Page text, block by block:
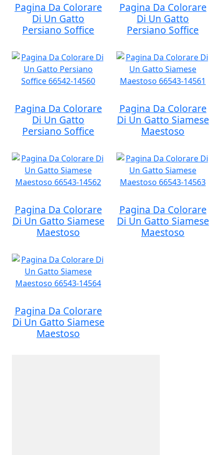
Pagina Da Colorare
Di Un Gatto
Persiano Soffice
Pagina Da Colorare
Di Un Gatto
Persiano Soffice
Pagina Da Colorare
Di Un Gatto
Persiano Soffice
Pagina Da Colorare
Di Un Gatto Siamese
Maestoso
Pagina Da Colorare
Di Un Gatto Siamese
Maestoso
Pagina Da Colorare
Di Un Gatto Siamese
Maestoso
Pagina Da Colorare
Di Un Gatto Siamese
Maestoso